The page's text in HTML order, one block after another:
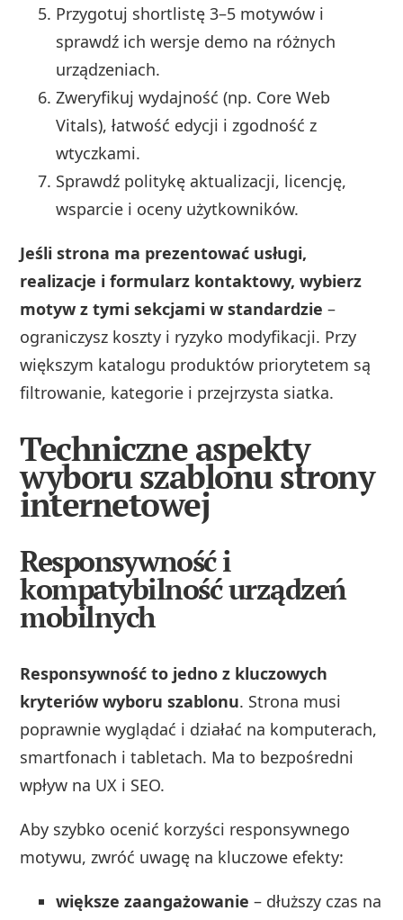
Przygotuj shortlistę 3–5 motywów i
sprawdź ich wersje demo na różnych
urządzeniach.
Zweryfikuj wydajność (np. Core Web
Vitals), łatwość edycji i zgodność z
wtyczkami.
Sprawdź politykę aktualizacji, licencję,
wsparcie i oceny użytkowników.
Jeśli strona ma prezentować usługi,
realizacje i formularz kontaktowy, wybierz
motyw z tymi sekcjami w standardzie –
ograniczysz koszty i ryzyko modyfikacji. Przy
większym katalogu produktów priorytetem są
filtrowanie, kategorie i przejrzysta siatka.
Techniczne aspekty
wyboru szablonu strony
internetowej
Responsywność i
kompatybilność urządzeń
mobilnych
Responsywność to jedno z kluczowych
kryteriów wyboru szablonu. Strona musi
poprawnie wyglądać i działać na komputerach,
smartfonach i tabletach. Ma to bezpośredni
wpływ na UX i SEO.
Aby szybko ocenić korzyści responsywnego
motywu, zwróć uwagę na kluczowe efekty:
większe zaangażowanie – dłuższy czas na